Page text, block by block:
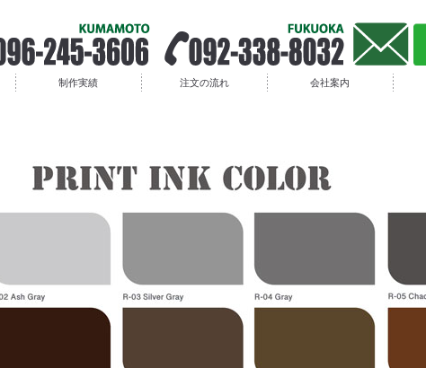
制作実績 注文の流れ 会社案内